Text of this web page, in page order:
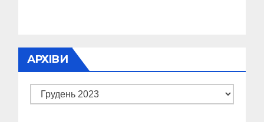
АРХІВИ
Архіви